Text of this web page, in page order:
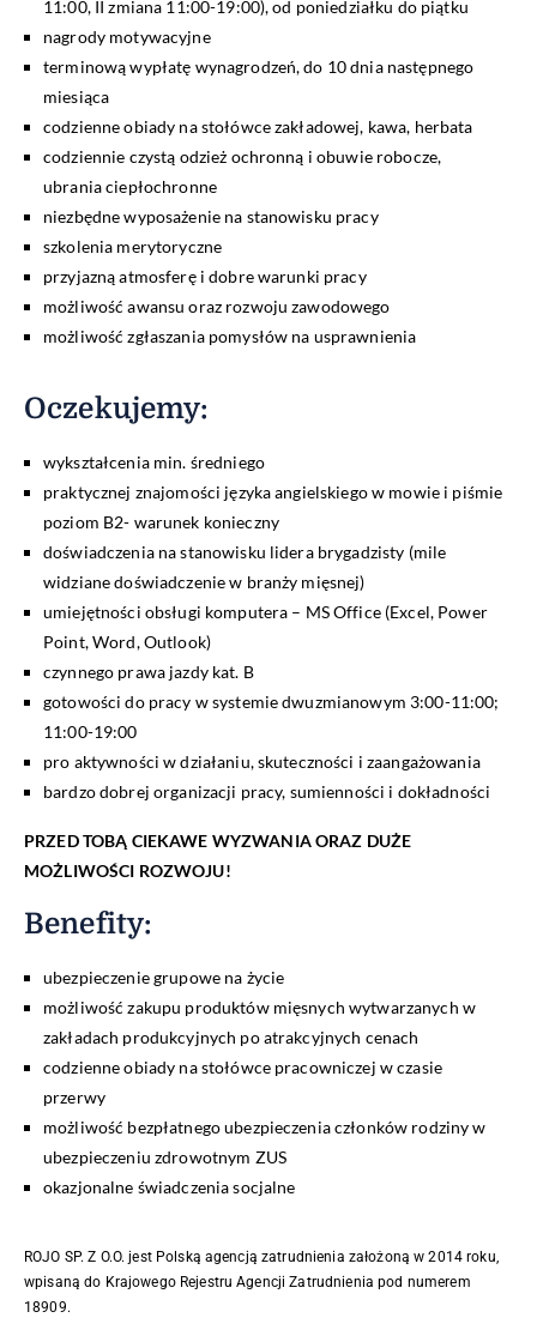
11:00, II zmiana 11:00-19:00), od poniedziałku do piątku
nagrody motywacyjne
terminową wypłatę wynagrodzeń, do 10 dnia następnego
miesiąca
codzienne obiady na stołówce zakładowej, kawa, herbata
codziennie czystą odzież ochronną i obuwie robocze,
ubrania ciepłochronne
niezbędne wyposażenie na stanowisku pracy
szkolenia merytoryczne
przyjazną atmosferę i dobre warunki pracy
możliwość awansu oraz rozwoju zawodowego
możliwość zgłaszania pomysłów na usprawnienia
Oczekujemy:
wykształcenia min. średniego
praktycznej znajomości języka angielskiego w mowie i piśmie
poziom B2- warunek konieczny
doświadczenia na stanowisku lidera brygadzisty (mile
widziane doświadczenie w branży mięsnej)
umiejętności obsługi komputera – MS Office (Excel, Power
Point, Word, Outlook)
czynnego prawa jazdy kat. B
gotowości do pracy w systemie dwuzmianowym 3:00-11:00;
11:00-19:00
pro aktywności w działaniu, skuteczności i zaangażowania
bardzo dobrej organizacji pracy, sumienności i dokładności
PRZED TOBĄ CIEKAWE WYZWANIA ORAZ DUŻE
MOŻLIWOŚCI ROZWOJU!
Benefity:
ubezpieczenie grupowe na życie
możliwość zakupu produktów mięsnych wytwarzanych w
zakładach produkcyjnych po atrakcyjnych cenach
codzienne obiady na stołówce pracowniczej w czasie
przerwy
możliwość bezpłatnego ubezpieczenia członków rodziny w
ubezpieczeniu zdrowotnym ZUS
okazjonalne świadczenia socjalne
ROJO SP. Z O.O. jest Polską agencją zatrudnienia założoną w 2014 roku,
wpisaną do Krajowego Rejestru Agencji Zatrudnienia pod numerem
18909.